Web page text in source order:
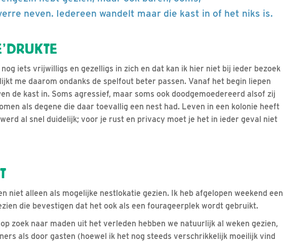
neven. Iedereen wandelt maar die kast in of het niks is.
iets vrijwilligs en gezelligs in zich en dat kan ik hier niet bij ieder bezoek
me daarom ondanks de spelfout beter passen. Vanaf het begin liepen
de kast in. Soms agressief, maar soms ook doodgemoedereerd alsof zij
als degene die daar toevallig een nest had. Leven in een kolonie heeft
al snel duidelijk; voor je rust en privacy moet je het in ieder geval niet
niet alleen als mogelijke nestlokatie gezien. Ik heb afgelopen weekend een
die bevestigen dat het ook als een fourageerplek wordt gebruikt.
zoek naar maden uit het verleden hebben we natuurlijk al weken gezien,
als door gasten (hoewel ik het nog steeds verschrikkelijk moeilijk vind